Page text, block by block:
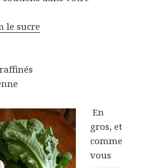
le sucre
En
gros, et
comme
vous